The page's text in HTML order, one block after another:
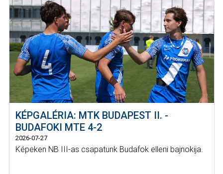
KÉPGALÉRIA: MTK BUDAPEST II. -
BUDAFOKI MTE 4-2
2026-07-27
Képeken NB III-as csapatunk Budafok elleni bajnokija.